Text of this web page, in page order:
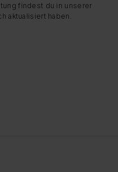
findest du in unserer
aktualisiert haben.